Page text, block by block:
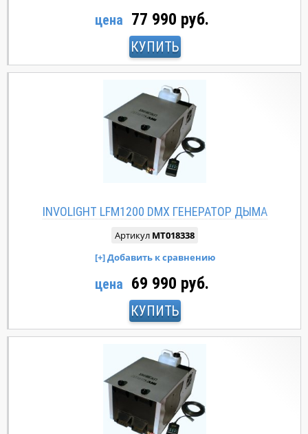
цена 77 990 руб.
КУПИТЬ
INVOLIGHT LFM1200 DMX ГЕНЕРАТОР ДЫМА
Артикул MT018338
цена 69 990 руб.
КУПИТЬ